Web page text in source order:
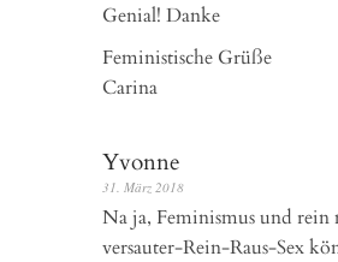
Genial! Danke
Feministische Grüße
Carina
Yvonne
31. März 2018
Na ja, Feminismus und
versauter-Rein-Raus-Sex